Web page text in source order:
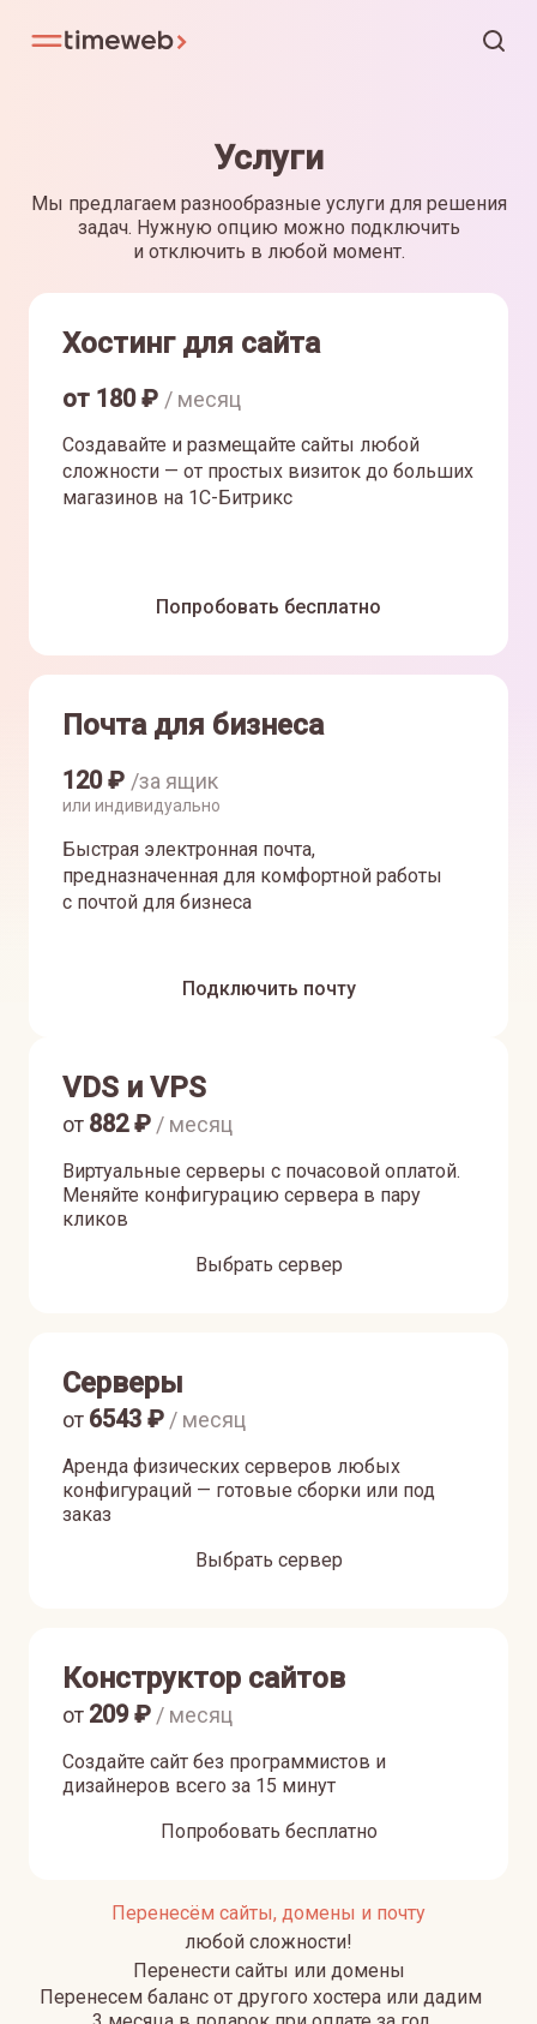
Услуги
Мы предлагаем разнообразные услуги для решения
задач. Нужную опцию можно подключить
и отключить в любой момент.
Хостинг для сайта
от 180₽ / месяц
Создавайте и размещайте сайты любой
сложности — от простых визиток до больших
магазинов на 1С-Битрикс
Попробовать бесплатно
Почта для бизнеса
120₽ /за ящик
или индивидуально
Быстрая электронная почта,
предназначенная для комфортной работы
с почтой для бизнеса
Подключить почту
VDS и VPS
Виртуальные серверы с почасовой оплатой.
Меняйте конфигурацию сервера в пару
кликов
от 882₽ / месяц
Выбрать сервер
Серверы
Аренда физических серверов любых
конфигураций — готовые сборки или под
заказ
от 6543 ₽ / месяц
Выбрать сервер
Конструктор сайтов
Создайте сайт без программистов и
дизайнеров всего за 15 минут
от 209₽ / месяц
Попробовать бесплатно
Перенесём сайты, домены и почту
любой сложности!
Перенести сайты или домены
Перенесем баланс от другого хостера или дадим